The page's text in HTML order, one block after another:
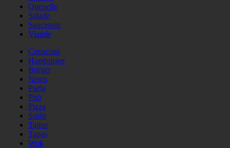
Quenelle
Salade
Saucisson
Viande
Couscous
Hamburger
Burger
Nems
Paëla
Phö
Pizza
Sushi
Tajine
Tapas
Wok